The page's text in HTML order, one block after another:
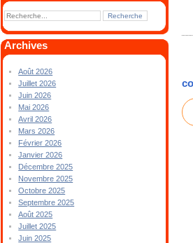
Archives
Août 2026
Juillet 2026
Juin 2026
Mai 2026
Avril 2026
Mars 2026
Février 2026
Janvier 2026
Décembre 2025
Novembre 2025
Octobre 2025
Septembre 2025
Août 2025
Juillet 2025
Juin 2025